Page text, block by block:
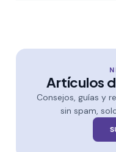
Artículos
Consejos, guías y
sin spam,